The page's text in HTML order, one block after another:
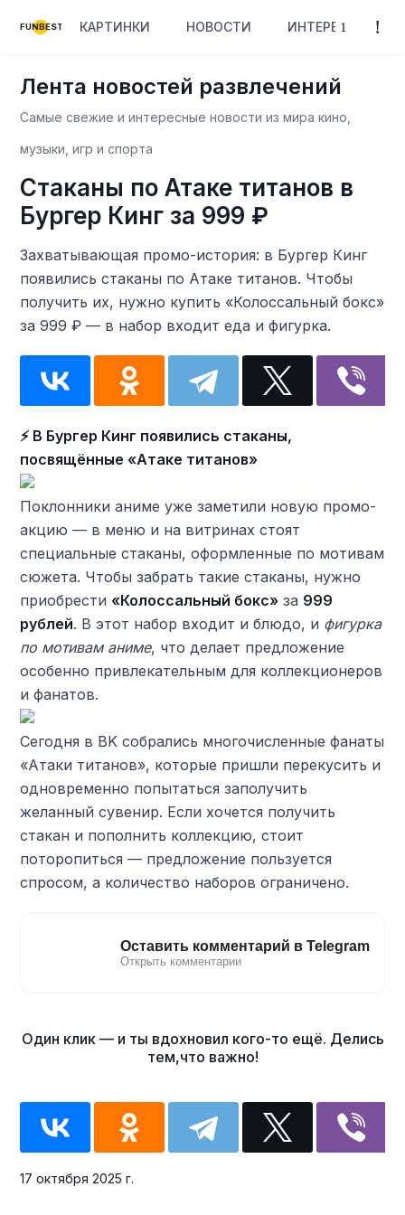
FUNBEST КАРТИНКИ НОВОСТИ ИНТЕРЕСНОЕ
Лента новостей развлечений
Самые свежие и интересные новости из мира кино,
музыки, игр и спорта
Стаканы по Атаке титанов в
Бургер Кинг за 999 ₽
Захватывающая промо-история: в Бургер Кинг
появились стаканы по Атаке титанов. Чтобы
получить их, нужно купить «Колоссальный бокс»
за 999 ₽ — в набор входит еда и фигурка.
⚡️ В Бургер Кинг появились стаканы,
посвящённые «Атаке титанов»
Поклонники аниме уже заметили новую промо-
акцию — в меню и на витринах стоят
специальные стаканы, оформленные по мотивам
сюжета. Чтобы забрать такие стаканы, нужно
приобрести «Колоссальный бокс» за 999
рублей. В этот набор входит и блюдо, и фигурка
по мотивам аниме, что делает предложение
особенно привлекательным для коллекционеров
и фанатов.
Сегодня в BK собрались многочисленные фанаты
«Атаки титанов», которые пришли перекусить и
одновременно попытаться заполучить
желанный сувенир. Если хочется получить
стакан и пополнить коллекцию, стоит
поторопиться — предложение пользуется
спросом, а количество наборов ограничено.
17 октября 2025 г.